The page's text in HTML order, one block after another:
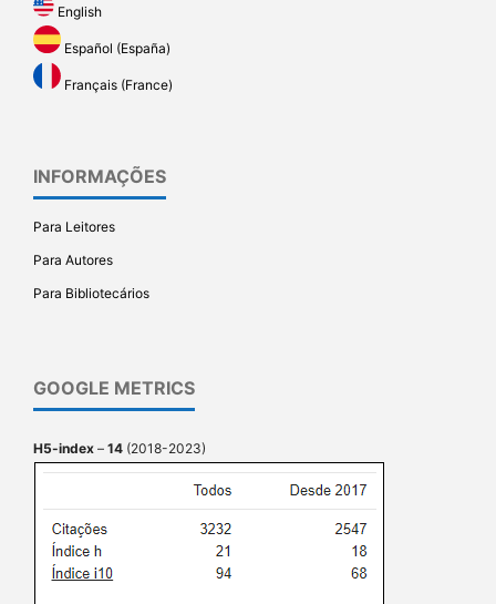
English
Español (España)
Français (France)
INFORMAÇÕES
Para Leitores
Para Autores
Para Bibliotecários
GOOGLE METRICS
H5-index – 14 (2018-2023)